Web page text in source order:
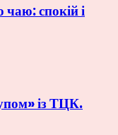
чаю: спокій і
із ТЦК.